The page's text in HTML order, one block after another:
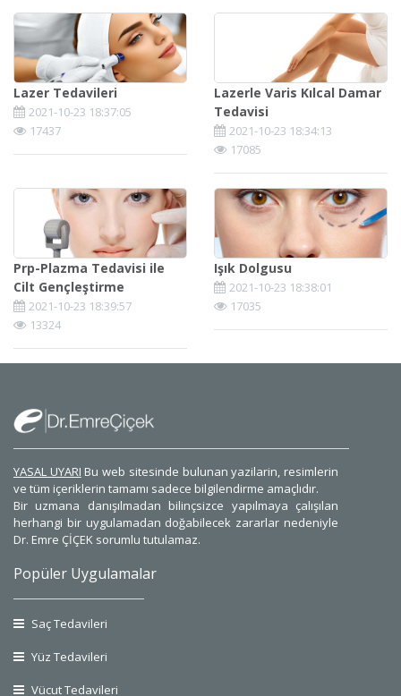
Lazer Tedavileri
2021-10-23 18:37:05
17437
Lazerle Varis Kılcal Damar
Tedavisi
2021-10-23 18:34:13
17085
Prp-Plazma Tedavisi ile
Cilt Gençleştirme
2021-10-23 18:39:57
13324
Işık Dolgusu
2021-10-23 18:38:01
17035
YASAL UYARI Bu web sitesinde bulunan yazilarin, resimlerin
ve tüm içeriklerin tamamı sadece bilgilendirme amaçlıdır.
Bir uzmana danışılmadan bilinçsizce yapılmaya çalışılan
herhangi bir uygulamadan doğabilecek zararlar nedeniyle
Dr. Emre ÇİÇEK sorumlu tutulamaz.
Popüler Uygulamalar
Saç Tedavileri
Yüz Tedavileri
Vücut Tedavileri